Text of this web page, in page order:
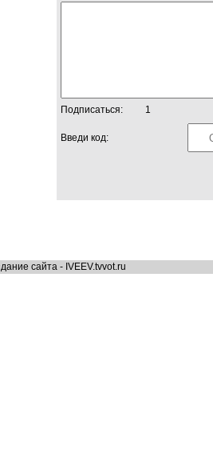
Подписаться: 1
Введи код:
сайта - IVEEV.tvvot.ru